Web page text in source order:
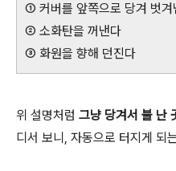
① 커버를 앞쪽으로 당겨 벗겨
② 소화탄을 꺼낸다
③ 화원을 향해 던진다
위 설명처럼 그냥 당겨서 불 난
디서 보니, 자동으로 터지게 되